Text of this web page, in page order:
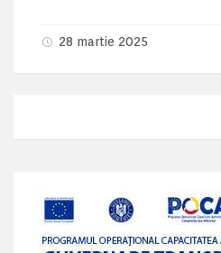
28 martie 2025